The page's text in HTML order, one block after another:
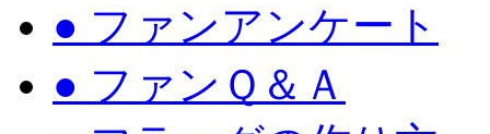
● ファンアンケート
● ファンＱ＆Ａ